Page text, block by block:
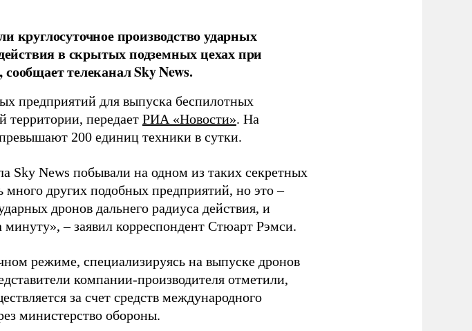
круглосуточное производство ударных
в скрытых подземных цехах при
телеканал Sky News.
предприятий для выпуска беспилотных
территории, передает РИА «Новости». На
200 единиц техники в сутки.
Sky News побывали на одном из таких секретных
много других подобных предприятий, но это –
дронов дальнего радиуса действия, и
минуту», – заявил корреспондент Стюарт Рэмси.
режиме, специализируясь на выпуске дронов
компании-производителя отметили,
за счет средств международного
министерство обороны.